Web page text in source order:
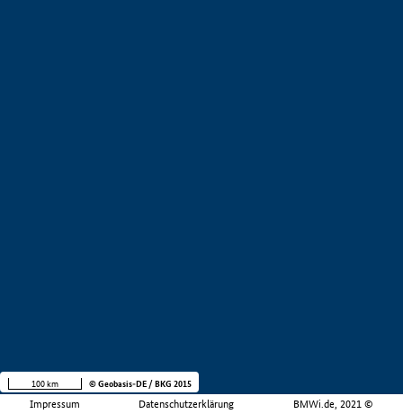
Impressum Datenschutzerklärung BMWi.de, 2021 ©
100 km © Geobasis-DE / BKG 2015